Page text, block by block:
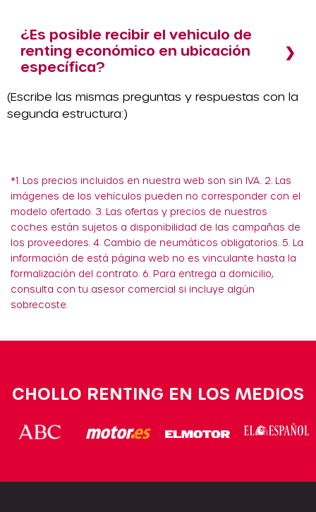
¿Es posible recibir el vehiculo de
renting económico en ubicación
específica?
(Escribe las mismas preguntas y respuestas con la
segunda estructura:)
*1. Los precios incluidos en nuestra web son sin IVA. 2. Las
imágenes de los vehículos pueden no corresponder con el
modelo ofertado. 3. Las ofertas y precios de nuestros
coches están sujetos a disponibilidad de las campañas de
los proveedores. 4. Cambio de neumáticos obligatorios. 5. La
información de está página web no es vinculante hasta la
formalización del contrato. 6. Para entrega a domicilio,
consulta con tu asesor comercial si incluye algún
sobrecoste.
CHOLLO RENTING EN LOS MEDIOS